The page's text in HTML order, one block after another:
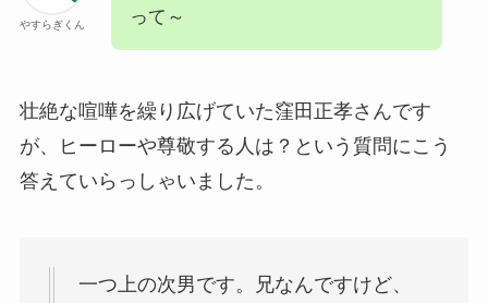
やすらぎくん
って～
壮絶な喧嘩を繰り広げていた窪田正孝さんです
が、ヒーローや尊敬する人は？という質問にこう
答えていらっしゃいました。
一つ上の次男です。兄なんですけど、